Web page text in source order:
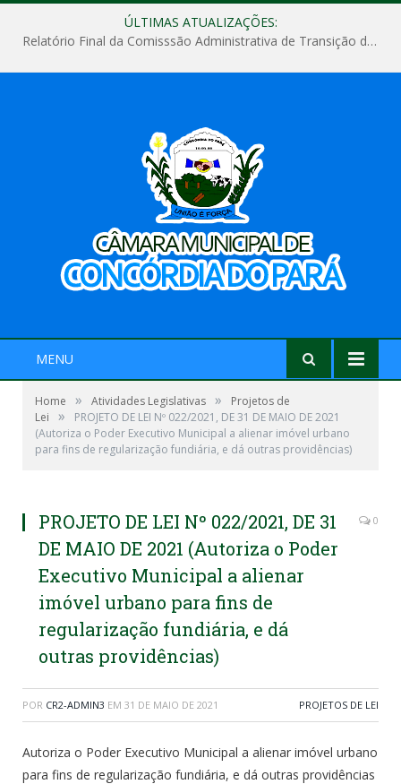
ÚLTIMAS ATUALIZAÇÕES:
Relatório Final da Comisssão Administrativa de Transição de Mandato do Poder Legislativo do Município de Concórdia do Pará
MENU
Home » Atividades Legislativas »
Projetos de
Lei
»
PROJETO DE LEI Nº 022/2021, DE 31 DE MAIO DE 2021
(Autoriza o Poder Executivo Municipal a alienar imóvel urbano
para fins de regularização fundiária, e dá outras providências)
PROJETO DE LEI Nº 022/2021, DE 31
DE MAIO DE 2021 (Autoriza o Poder
Executivo Municipal a alienar
imóvel urbano para fins de
regularização fundiária, e dá
outras providências)
0
POR CR2-ADMIN3 EM 31 DE MAIO DE 2021 PROJETOS DE LEI
Autoriza o Poder Executivo Municipal a alienar imóvel urbano
para fins de regularização fundiária, e dá outras providências